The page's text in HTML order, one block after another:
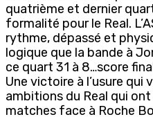
quatrième et dernier
formalité pour le Real.
rythme, dépassé et
logique que la bande à
ce quart 31 à 8…score
Une victoire à l’usure qui
ambitions du Real qui
matches face à Roche